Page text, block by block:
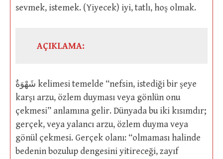
sevmek, istemek. (Yiyecek) iyi, tatlı, hoş olmak.
AÇIKLAMA:
شَهْوَةٌ kelimesi temelde “nefsin, istediği bir şeye
karşı arzu, özlem duyması veya gönlün onu
çekmesi” anlamına gelir. Dünyada bu iki kısımdır;
gerçek, veya yalancı arzu, özlem duyma veya
gönül çekmesi. Gerçek olanı: “olmaması halinde
bedenin bozulup dengesini yitireceği, zayıf